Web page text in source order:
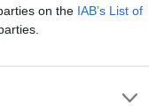
on the IAB’s List of